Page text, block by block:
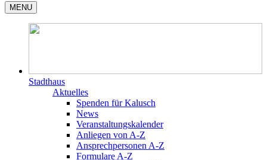
MENU
Stadthaus
Aktuelles
Spenden für Kalusch
News
Veranstaltungskalender
Anliegen von A-Z
Ansprechpersonen A-Z
Formulare A-Z